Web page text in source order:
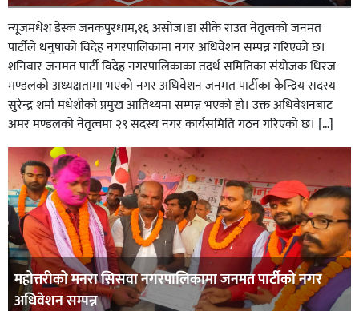
न्यूजमधेश डेस्क जनकपुरधाम,१६ असोज।डा सीके राउत नेतृत्वको जनमत
पार्टीले धनुषाको विदेह नगरपालिकामा नगर अधिवेशन सम्पन्न गरिएको छ।
शनिबार जनमत पार्टी विदेह नगरपालिकाका तदर्थ समितिका संयोजक धिरज
मण्डलको अध्यक्षतामा भएको नगर अधिवेशन जनमत पार्टीका केन्द्रिय सदस्य
सुरेन्द्र शर्मा मधेशीको प्रमुख आतिथ्यमा सम्पन्न भएको हो। उक्त अधिवेशनबाट
अमर मण्डलको नेतृत्वमा २९ सदस्य नगर कार्यसमिति गठन गरिएको छ। […]
महोत्तरीको मनरा सिसवा नगरपालिकामा जनमत पार्टीको नगर
अधिवेशन सम्पन्न